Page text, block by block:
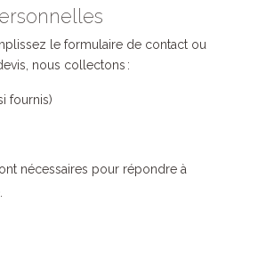
le formulaire de contact ou
nous collectons :
fournis)
nécessaires pour répondre à